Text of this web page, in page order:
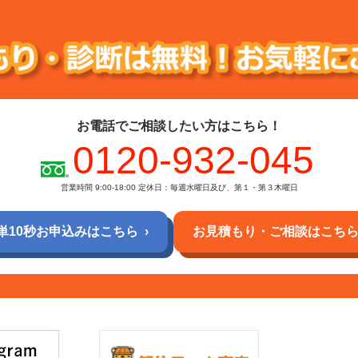
お電話でご相談したい方はこちら！
0120-932-045
営業時間 9:00-18:00 定休日：毎週水曜日及び、第１・第３木曜日
10秒お申込みはこちら お見積もり・ご相談はこちら